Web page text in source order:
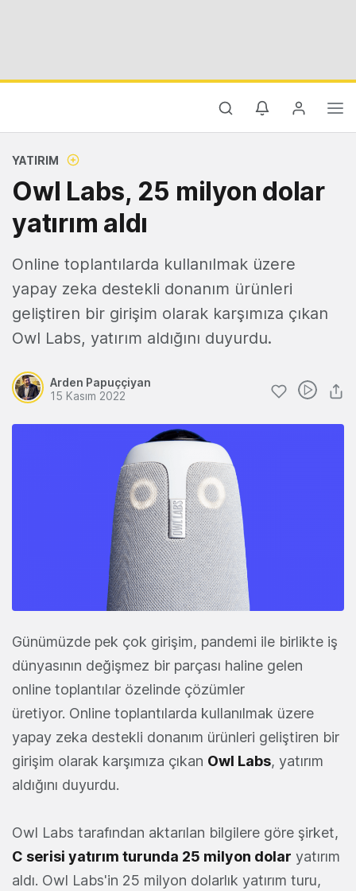
YATIRIM
Owl Labs, 25 milyon dolar
yatırım aldı
Online toplantılarda kullanılmak üzere
yapay zeka destekli donanım ürünleri
geliştiren bir girişim olarak karşımıza çıkan
Owl Labs, yatırım aldığını duyurdu.
Arden Papuççiyan
15 Kasım 2022
Günümüzde pek çok girişim, pandemi ile birlikte iş
dünyasının değişmez bir parçası haline gelen
online toplantılar özelinde çözümler
üretiyor. Online toplantılarda kullanılmak üzere
yapay zeka destekli donanım ürünleri geliştiren bir
girişim olarak karşımıza çıkan Owl Labs, yatırım
aldığını duyurdu.
Owl Labs tarafından aktarılan bilgilere göre şirket,
C serisi yatırım turunda 25 milyon dolar yatırım
aldı. Owl Labs'in 25 milyon dolarlık yatırım turu,